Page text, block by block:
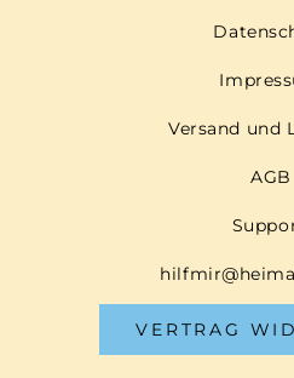
Versand und
AGB
VERTRAG